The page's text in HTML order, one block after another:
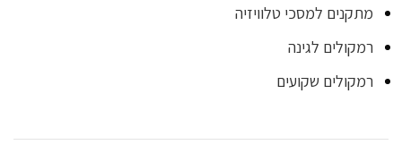
מתקנים למסכי טלוויזיה
רמקולים לגינה
רמקולים שקועים